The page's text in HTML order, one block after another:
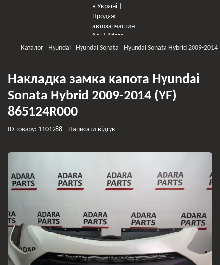
Каталог Hyundai Hyundai Sonata Hyundai Sonata Hybrid 2009-2014
Накладка замка капота Hyundai
Sonata Hybrid 2009-2014 (YF)
865124R000
ID товару: 1101288 Написати відгук